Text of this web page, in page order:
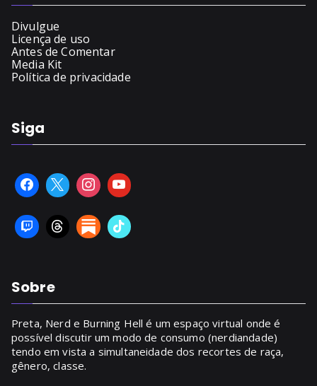
Divulgue
Licença de uso
Antes de Comentar
Media Kit
Política de privacidade
Siga
Sobre
Preta, Nerd e Burning Hell é um espaço virtual onde é
possível discutir um modo de consumo (nerdiandade)
tendo em vista a simultaneidade dos recortes de raça,
gênero, classe.